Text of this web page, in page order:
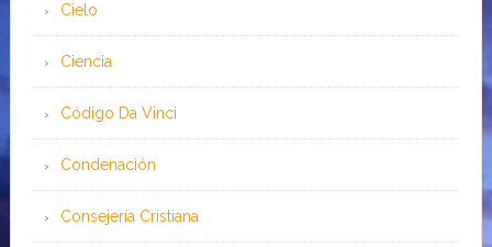
Cielo
Ciencia
Código Da Vinci
Condenación
Consejería Cristiana